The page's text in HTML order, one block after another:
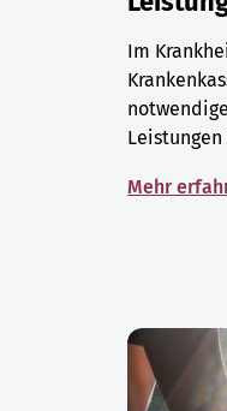
Im
Mehr